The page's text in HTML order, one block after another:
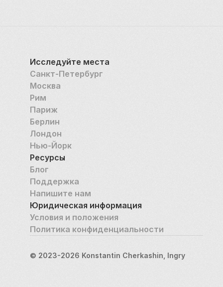
Исследуйте места
Санкт-Петербург
Москва
Рим
Париж
Берлин
Лондон
Нью-Йорк
Ресурсы
Блог
Поддержка
Напишите нам
Юридическая информация
Условия и положения
Политика конфиденциальности
© 2023-2026 Konstantin Cherkashin, Ingry